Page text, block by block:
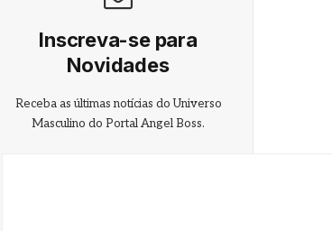
Inscreva-se para
Novidades
Receba as últimas notícias do Universo
Masculino do Portal Angel Boss.